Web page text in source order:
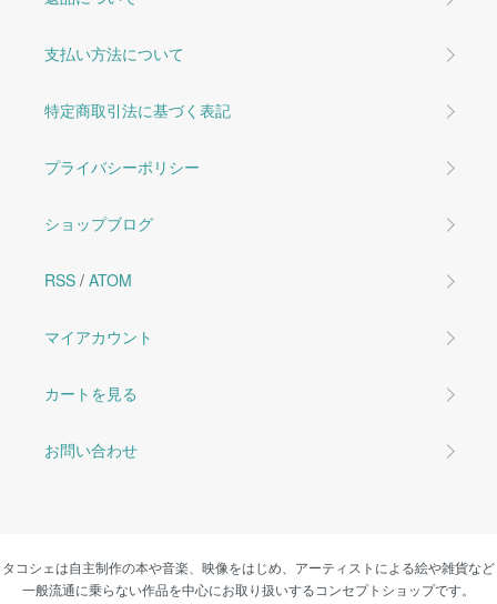
支払い方法について
特定商取引法に基づく表記
プライバシーポリシー
ショップブログ
RSS / ATOM
マイアカウント
カートを見る
お問い合わせ
タコシェは自主制作の本や音楽、映像をはじめ、アーティストによる絵や雑貨など
一般流通に乗らない作品を中心にお取り扱いするコンセプトショップです。